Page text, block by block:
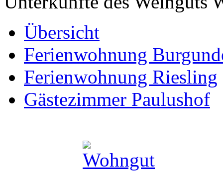
Übersicht
Ferienwohnung
Ferienwohnung Riesling
Gästezimmer Paulushof